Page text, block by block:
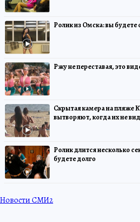
Ролик из Омска: вы будете
Ржу не переставая, это
Скрытая камера на пляже
вытворяют, когда их не
Ролик длится несколько
будете долго
Новости СМИ2